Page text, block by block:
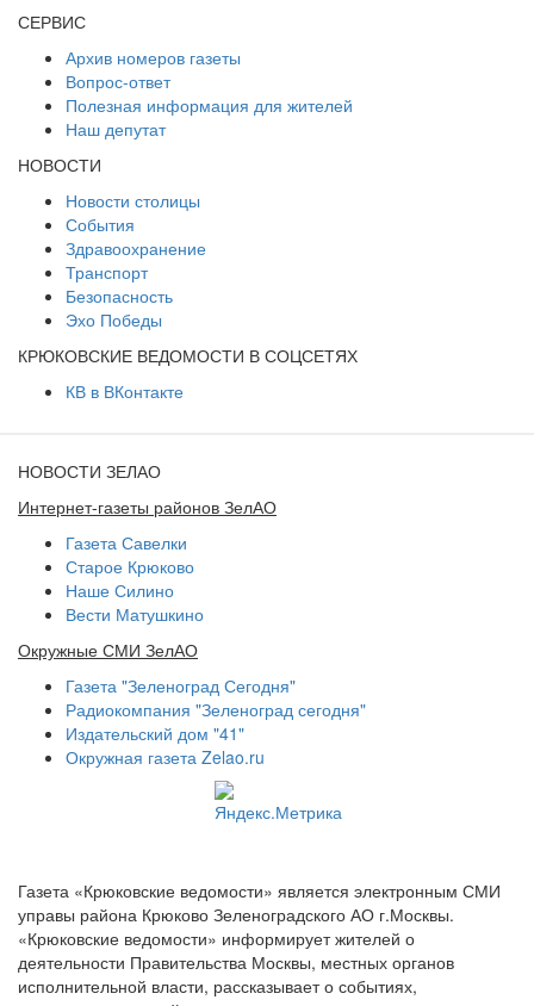
СЕРВИС
Архив номеров газеты
Вопрос-ответ
Полезная информация для жителей
Наш депутат
НОВОСТИ
Новости столицы
События
Здравоохранение
Транспорт
Безопасность
Эхо Победы
КРЮКОВСКИЕ ВЕДОМОСТИ В СОЦСЕТЯХ
КВ в ВКонтакте
НОВОСТИ ЗЕЛАО
Интернет-газеты районов ЗелАО
Газета Савелки
Старое Крюково
Наше Силино
Вести Матушкино
Окружные СМИ ЗелАО
Газета "Зеленоград Сегодня"
Радиокомпания "Зеленоград сегодня"
Издательский дом "41"
Окружная газета Zelao.ru
Газета «Крюковские ведомости» является электронным СМИ
управы района Крюково Зеленоградского АО г.Москвы.
«Крюковские ведомости» информирует жителей о
деятельности Правительства Москвы, местных органов
исполнительной власти, рассказывает о событиях,